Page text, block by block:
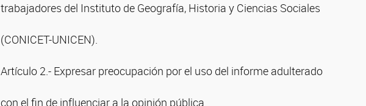
trabajadores del Instituto de Geografía, Historia y Ciencias Sociales
(CONICET-UNICEN).
Artículo 2.- Expresar preocupación por el uso del informe adulterado
con el fin de influenciar a la opinión pública.